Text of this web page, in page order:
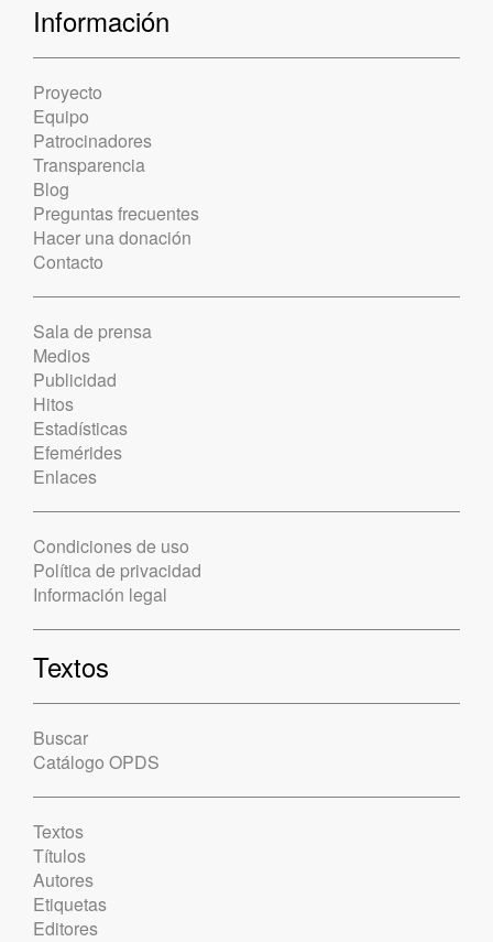
Información
Proyecto
Equipo
Patrocinadores
Transparencia
Blog
Preguntas frecuentes
Hacer una donación
Contacto
Sala de prensa
Medios
Publicidad
Hitos
Estadísticas
Efemérides
Enlaces
Condiciones de uso
Política de privacidad
Información legal
Textos
Buscar
Catálogo OPDS
Textos
Títulos
Autores
Etiquetas
Editores